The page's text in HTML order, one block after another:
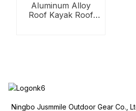
Aluminum Alloy
Roof Kayak Roof
Ningbo Jusmmile Outdoor Gear Co.,